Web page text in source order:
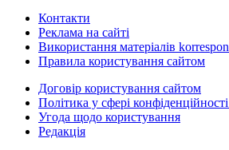
Контакти
Реклама на сайті
Використання матеріалів
Правила користування сайтом
Договір користування сайтом
Політика у сфері
Угода щодо користування
Редакція